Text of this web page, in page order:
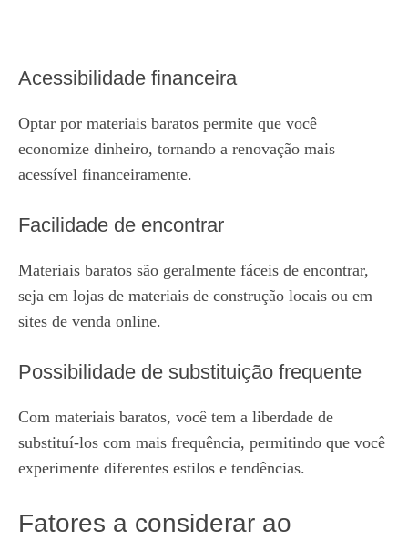
Acessibilidade financeira
Optar por materiais baratos permite que você
economize dinheiro, tornando a renovação mais
acessível financeiramente.
Facilidade de encontrar
Materiais baratos são geralmente fáceis de encontrar,
seja em lojas de materiais de construção locais ou em
sites de venda online.
Possibilidade de substituição frequente
Com materiais baratos, você tem a liberdade de
substituí-los com mais frequência, permitindo que você
experimente diferentes estilos e tendências.
Fatores a considerar ao